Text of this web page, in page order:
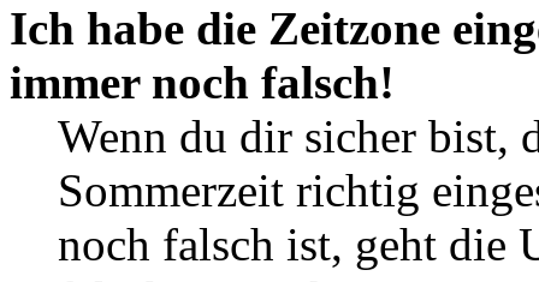
Ich habe die Zeitzone
immer noch falsch!
Wenn du dir sicher bist,
Sommerzeit richtig
noch falsch ist, geht die